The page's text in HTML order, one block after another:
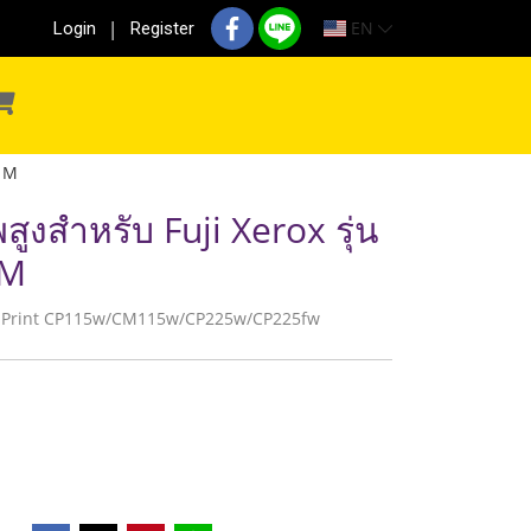
Login Register EN
งสำหรับ Fuji Xerox รุ่น
CP115w/CM115w/CP225w/CP225fw